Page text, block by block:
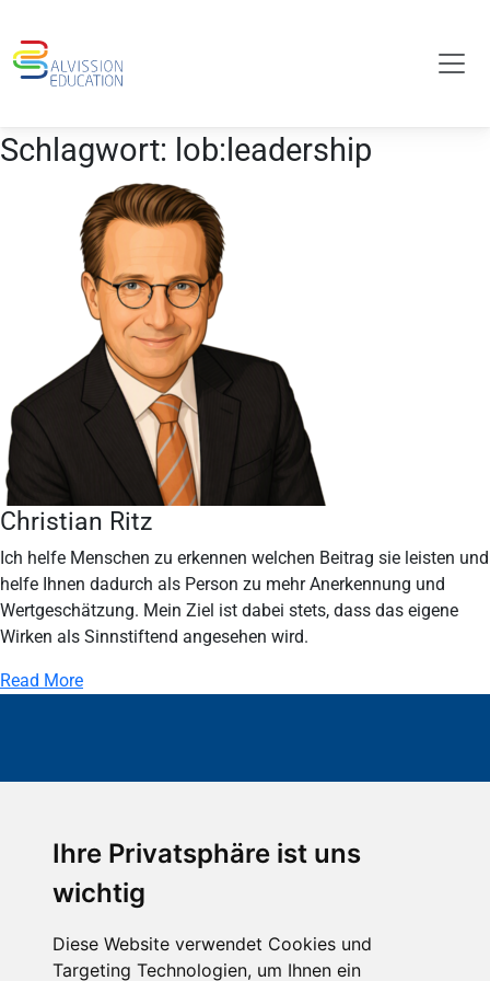
Ihre Privatsphäre ist uns
wichtig
Diese Website verwendet Cookies und
Targeting Technologien, um Ihnen ein
Schlagwort: lob:leadership
Christian Ritz
Ich helfe Menschen zu erkennen welchen Beitrag sie leisten und
helfe Ihnen dadurch als Person zu mehr Anerkennung und
Wertgeschätzung. Mein Ziel ist dabei stets, dass das eigene
Wirken als Sinnstiftend angesehen wird.
Read More
RECHTLICHES
ALLGEMEINE GESCHÄFTSBEDINGUNGEN